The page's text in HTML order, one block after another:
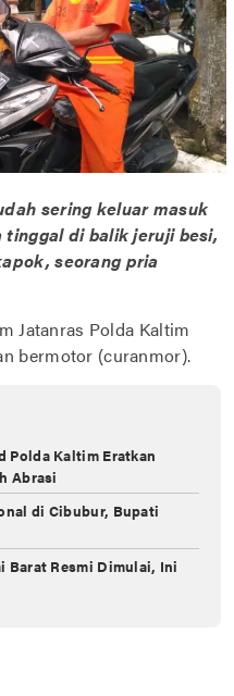
sering keluar masuk
di balik jeruji besi,
seorang pria
Jatanras Polda Kaltim
bermotor (curanmor).
Polda Kaltim Eratkan
Abrasi
di Cibubur, Bupati
Barat Resmi Dimulai, Ini